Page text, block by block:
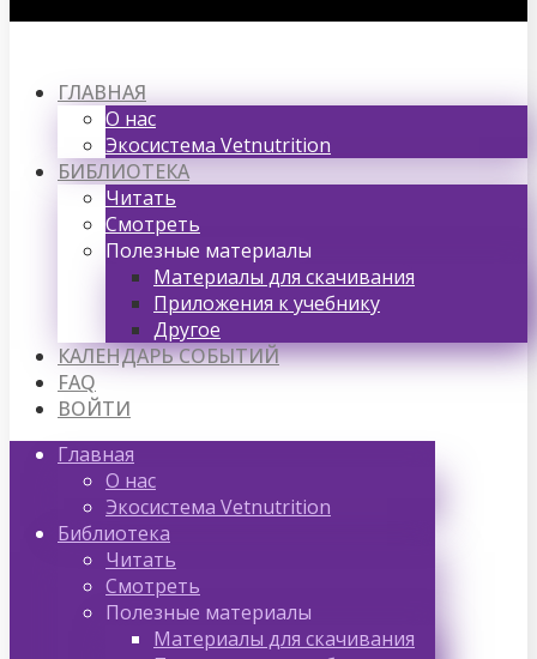
ГЛАВНАЯ
О нас
Экосистема Vetnutrition
БИБЛИОТЕКА
Читать
Смотреть
Полезные материалы
Материалы для скачивания
Приложения к учебнику
Другое
КАЛЕНДАРЬ СОБЫТИЙ
FAQ
ВОЙТИ
Главная
О нас
Экосистема Vetnutrition
Библиотека
Читать
Смотреть
Полезные материалы
Материалы для скачивания